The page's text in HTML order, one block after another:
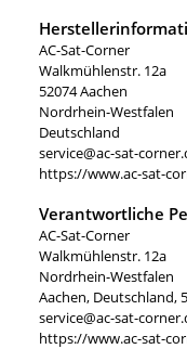
AC-Sat-Corner
Walkmühlenstr. 12a
52074 Aachen
Nordrhein-Westfalen
Deutschland
service@ac-sat-
https://www.ac-sat-
Verantwortliche
AC-Sat-Corner
Walkmühlenstr. 12a
Nordrhein-Westfalen
Aachen, Deutschland,
service@ac-sat-
https://www.ac-sat-